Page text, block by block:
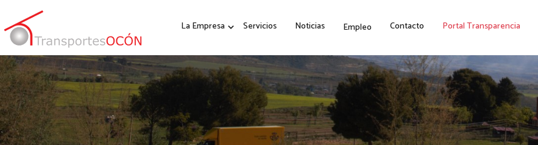
La Empresa Servicios Noticias Empleo Contacto Portal Transparencia